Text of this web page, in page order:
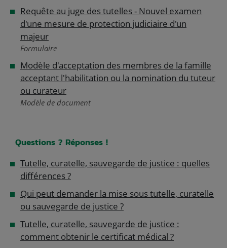
Requête au juge des tutelles - Nouvel examen
d'une mesure de protection judiciaire d'un
majeur
Formulaire
Modèle d'acceptation des membres de la famille
acceptant l'habilitation ou la nomination du tuteur
ou curateur
Modèle de document
Questions ? Réponses !
Tutelle, curatelle, sauvegarde de justice : quelles
différences ?
Qui peut demander la mise sous tutelle, curatelle
ou sauvegarde de justice ?
Tutelle, curatelle, sauvegarde de justice :
comment obtenir le certificat médical ?